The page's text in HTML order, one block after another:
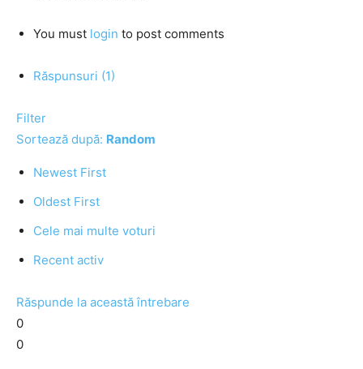
You must login to post comments
Răspunsuri (1)
Filter
Sortează după: Random
Newest First
Oldest First
Cele mai multe voturi
Recent activ
Răspunde la această întrebare
0
0